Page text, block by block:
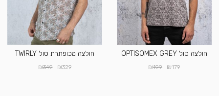
חולצה סול OPTISOMEX GREY
₪179
₪199
חולצה מכופתרת סול TWIRLY
₪329
₪349